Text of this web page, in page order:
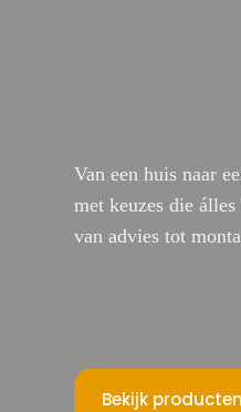
Van een huis naar
met keuzes die
van advies tot
Bekijk producten